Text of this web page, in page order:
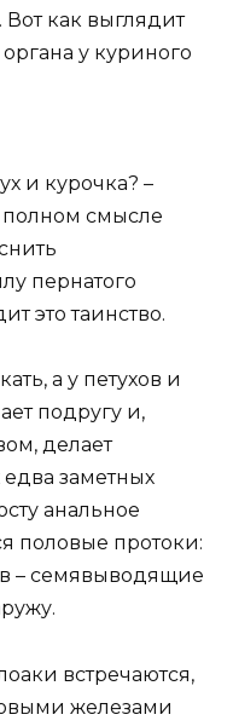
Вот как выглядит
у куриного
и курочка? –
смысле
пернатого
это таинство.
а у петухов и
подругу и,
делает
заметных
анальное
половые протоки:
– семявыводящие
встречаются,
железами